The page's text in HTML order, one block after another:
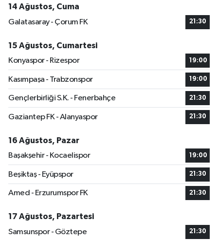
14 Ağustos, Cuma
Galatasaray - Çorum FK
21:30
15 Ağustos, Cumartesi
Konyaspor - Rizespor
19:00
Kasımpaşa - Trabzonspor 19:00
Gençlerbirliği S.K. - Fenerbahçe 21:30
Gaziantep FK - Alanyaspor 21:30
16 Ağustos, Pazar
Başakşehir - Kocaelispor
19:00
Beşiktaş - Eyüpspor 21:30
Amed - Erzurumspor FK 21:30
17 Ağustos, Pazartesi
Samsunspor - Göztepe
21:30